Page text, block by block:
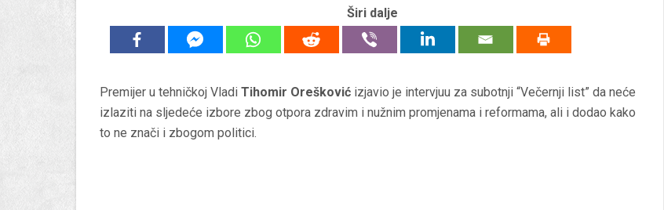
Širi dalje
Premijer u tehničkoj Vladi Tihomir Orešković izjavio je intervjuu za subotnji “Večernji list” da neće
izlaziti na sljedeće izbore zbog otpora zdravim i nužnim promjenama i reformama, ali i dodao kako
to ne znači i zbogom politici.